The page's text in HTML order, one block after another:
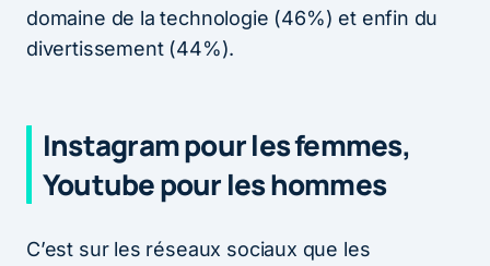
domaine de la technologie (46%) et enfin du
divertissement (44%).
Instagram pour les femmes,
Youtube pour les hommes
C’est sur les réseaux sociaux que les